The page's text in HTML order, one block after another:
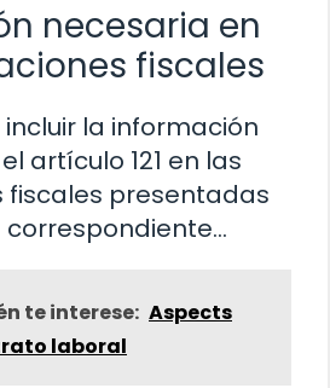
necesaria en
fiscales
la información
artículo 121 en las
fiscales presentadas
te interese: Aspects
laboral